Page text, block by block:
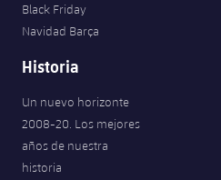
Jugadores
Calendario
Resultados
Clasificaciones
Noticias
Voleibol masculino
Voleibol femenino
plusicon
más
Apúntate a las amateurs
Carnet de las Secciones
League of Legends
Black Friday
Navidad Barça
Historia
Un nuevo horizonte
2008-20. Los mejores
años de nuestra
historia